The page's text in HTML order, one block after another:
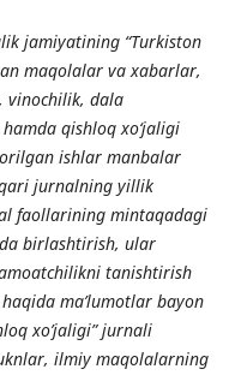
jamiyatining “Turkiston
maqolalar va xabarlar,
vinochilik, dala
qishloq xo‘jaligi
ishlar manbalar
jurnalning yillik
faollarining mintaqadagi
birlashtirish, ular
tanishtirish
ma’lumotlar bayon
xo’jaligi” jurnali
ilmiy maqolalarning